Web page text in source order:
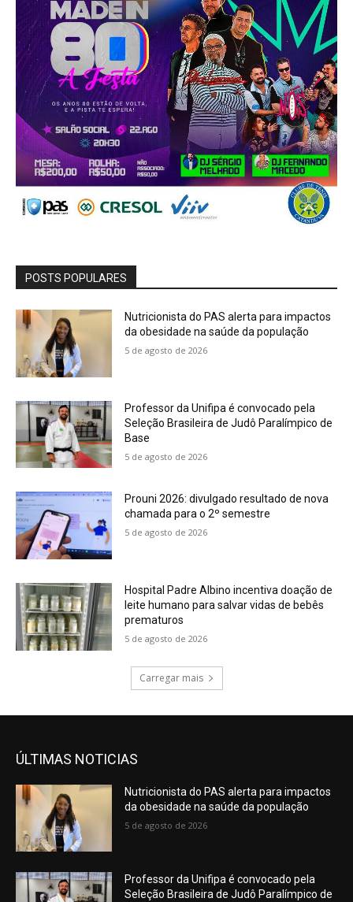
POSTS POPULARES
Nutricionista do PAS alerta para impactos
da obesidade na saúde da população
5 de agosto de 2026
Professor da Unifipa é convocado pela
Seleção Brasileira de Judô Paralímpico de
Base
5 de agosto de 2026
Prouni 2026: divulgado resultado de nova
chamada para o 2º semestre
5 de agosto de 2026
Hospital Padre Albino incentiva doação de
leite humano para salvar vidas de bebês
prematuros
5 de agosto de 2026
Carregar mais
ÚLTIMAS NOTICIAS
Nutricionista do PAS alerta para impactos
da obesidade na saúde da população
5 de agosto de 2026
Professor da Unifipa é convocado pela
Seleção Brasileira de Judô Paralímpico de